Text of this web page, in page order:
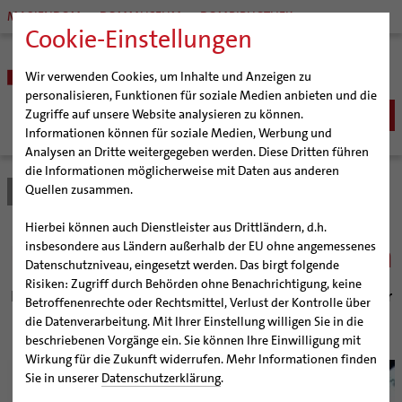
Cookie-Einstellungen
Wir verwenden Cookies, um Inhalte und Anzeigen zu
personalisieren, Funktionen für soziale Medien anbieten und die
Zugriffe auf unsere Website analysieren zu können.
Informationen können für soziale Medien, Werbung und
Analysen an Dritte weitergegeben werden. Diese Dritten führen
die Informationen möglicherweise mit Daten aus anderen
Quellen zusammen.
Hierbei können auch Dienstleister aus Drittländern, d.h.
insbesondere aus Ländern außerhalb der EU ohne angemessenes
Datenschutzniveau, eingesetzt werden. Das birgt folgende
Risiken: Zugriff durch Behörden ohne Benachrichtigung, keine
Betroffenenrechte oder Rechtsmittel, Verlust der Kontrolle über
die Datenverarbeitung. Mit Ihrer Einstellung willigen Sie in die
beschriebenen Vorgänge ein. Sie können Ihre Einwilligung mit
Wirkung für die Zukunft widerrufen. Mehr Informationen finden
Sie in unserer Datenschutzerklärung.
MARIENDOM DOMMUSEUM DOMBIBLIOTHEK
BISTUM
Bischöfe
Weihbischof Dr. Martin Marahrens
Bischof em. Norbert Trelle
Weihbischof em. Bongartz
Weihbischof em. Schwerdtfeger
Weihbischof em. Koitz
Bischof em. Dr. Wüstenberg
Generalvikariat
Gremien
Diözesangericht
Gemeindegremien
Pfarrgemeinden
Hildesheimer Dom
Virtueller Rundgang durch den Dom
Tausendjähriger Rosenstock
Die Hildesheimer Dommusik
Wallfahrten | Pilgern
Termine Wallfahrten und Pilgern
Jakobswege im Bistum Hildesheim
Veranstaltungen
Strategieprozess
Jugend
Bistum Hildesheim
Über den Tod hinaus da sein
Erstmals bildet das Bistum Hildesheim Trauerbegleiter
aus
© bph